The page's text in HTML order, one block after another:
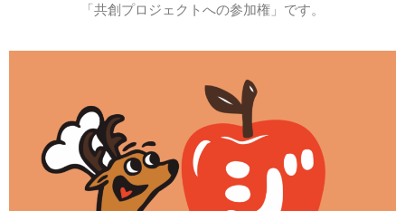
「共創プロジェクトへの参加権」です。